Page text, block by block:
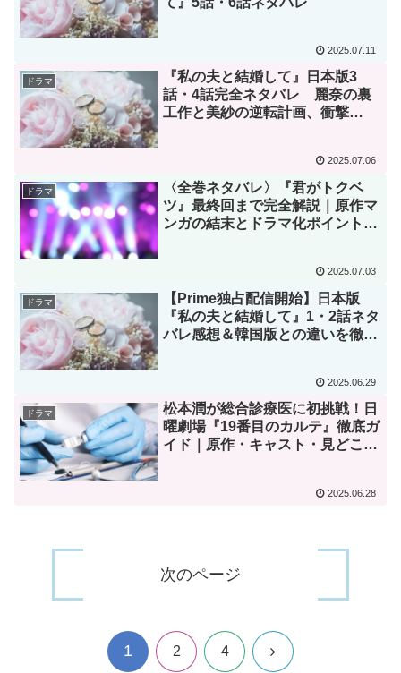
2025.07.11
ドラマ
『私の夫と結婚して』日本版3
話・4話完全ネタバレ 麗奈の裏
工作と美紗の逆転計画、衝撃
2025.07.06
ドラマ
〈全巻ネタバレ〉『君がトクベ
ツ』最終回まで完全解説｜原作マ
ンガの結末とドラマ化ポイントを
2025.07.03
ドラマ
【Prime独占配信開始】日本版
『私の夫と結婚して』1・2話ネタ
バレ感想＆韓国版との違いを徹底
2025.06.29
ドラマ
松本潤が総合診療医に初挑戦！日
曜劇場『19番目のカルテ』徹底ガ
イド｜原作・キャスト・見どころ
2025.06.28
次のページ
1 2 4 次